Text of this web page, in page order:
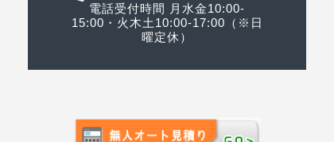
電話受付時間 月水金10:00-
15:00・火木土10:00-17:00（※日
曜定休）